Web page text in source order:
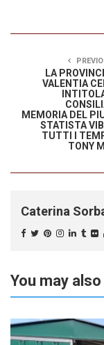
LA
VALENTIA
MEMORIA DEL
STATISTA
TUTTI I
TONY
Caterina
You may